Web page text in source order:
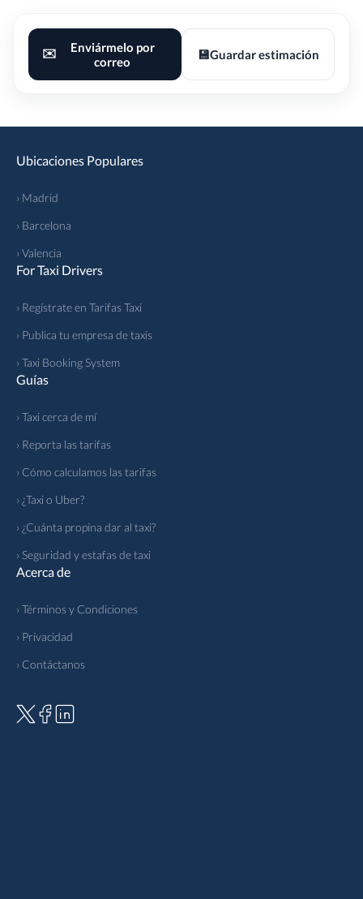
✉️
Enviármelo por
correo
💾Guardar estimación
Ubicaciones Populares
› Madrid
› Barcelona
› Valencia
For Taxi Drivers
› Regístrate en Tarifas Taxi
› Publica tu empresa de taxis
› Taxi Booking System
Guías
› Taxi cerca de mí
› Reporta las tarifas
› Cómo calculamos las tarifas
› ¿Taxi o Uber?
› ¿Cuánta propina dar al taxi?
› Seguridad y estafas de taxi
Acerca de
› Términos y Condiciones
› Privacidad
› Contáctanos